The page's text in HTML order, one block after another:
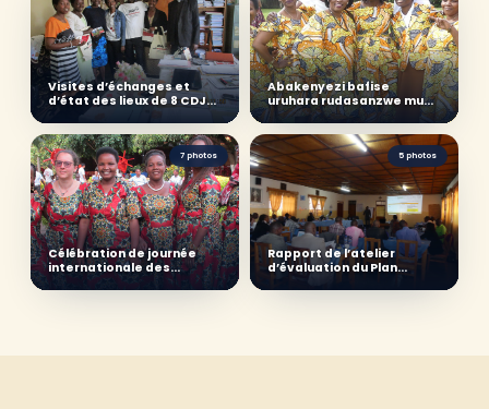
Visites d’échanges et
d’état des lieux de 8 CDJPs
Abakenyezi bafise
uruhara rudasanzwe mu
guharanira amahoro
7 photos
Célébration de journée
internationale des
5 photos
Rapport de l’atelier
d’évaluation du Plan
Stratégique 2017-20 du